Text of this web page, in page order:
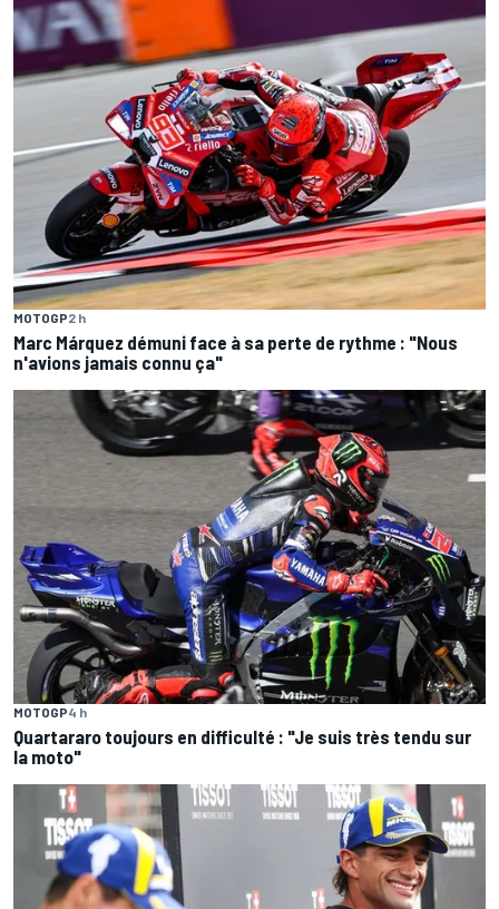
MOTOGP2 h
Marc Márquez démuni face à sa perte de rythme : "Nous
n'avions jamais connu ça"
MOTOGP4 h
Quartararo toujours en difficulté : "Je suis très tendu sur
la moto"